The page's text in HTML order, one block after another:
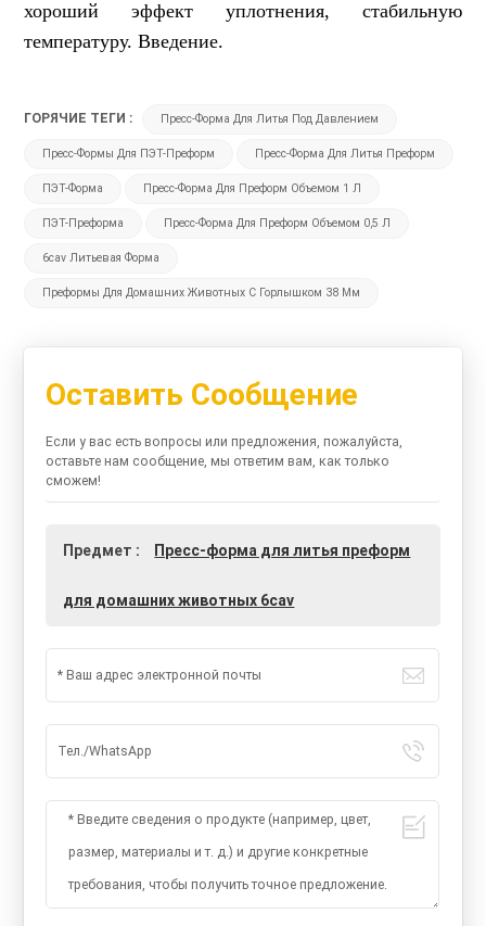
хороший эффект уплотнения, стабильную
температуру. Введение.
ГОРЯЧИЕ ТЕГИ : Пресс-Форма Для Литья Под Давлением
Пресс-Формы Для ПЭТ-Преформ Пресс-Форма Для Литья Преформ
ПЭТ-Форма Пресс-Форма Для Преформ Объемом 1 Л
ПЭТ-Преформа Пресс-Форма Для Преформ Объемом 0,5 Л
6cav Литьевая Форма
Преформы Для Домашних Животных С Горлышком 38 Мм
Оставить Сообщение
Если у вас есть вопросы или предложения, пожалуйста,
оставьте нам сообщение, мы ответим вам, как только
сможем!
Предмет : Пресс-форма для литья преформ
для домашних животных 6cav